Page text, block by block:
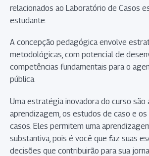
relacionados ao Laboratório de Casos
estudante.
A concepção pedagógica envolve
metodológicas, com potencial de
competências fundamentais para o
pública.
Uma estratégia inovadora do curso são
aprendizagem, os estudos de caso e
casos. Eles permitem uma
substantiva, pois é você que faz suas
decisões que contribuirão para sua